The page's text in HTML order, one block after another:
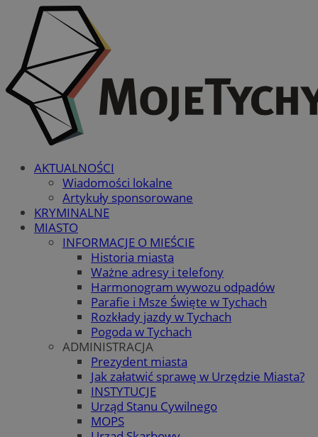
AKTUALNOŚCI
Wiadomości lokalne
Artykuły sponsorowane
KRYMINALNE
MIASTO
INFORMACJE O MIEŚCIE
Historia miasta
Ważne adresy i telefony
Harmonogram wywozu odpadów
Parafie i Msze Święte w Tychach
Rozkłady jazdy w Tychach
Pogoda w Tychach
ADMINISTRACJA
Prezydent miasta
Jak załatwić sprawę w Urzędzie Miasta?
INSTYTUCJE
Urząd Stanu Cywilnego
MOPS